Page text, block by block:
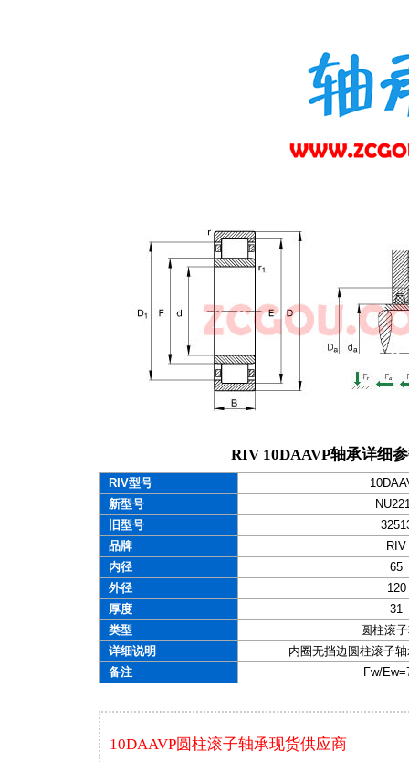
RIV 10DAAVP轴承详细
RIV型号
新型号
旧型号
品牌
RIV
内径
65
外径
120
厚度
31
类型
圆柱滚
详细说明
内圈无挡边圆柱滚子
备注
Fw/
10DAAVP圆柱滚子轴承现货供应商